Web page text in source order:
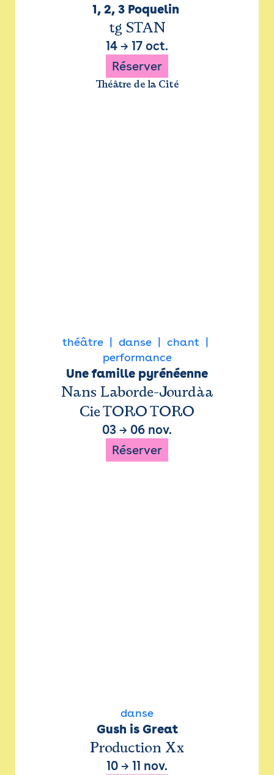
1, 2, 3 Poquelin
tg STAN
14 → 17 oct.
Réserver
Théâtre de la Cité
théâtre danse
chant
performance
Une famille pyrénéenne
Nans Laborde-Jourdàa
Cie TORO TORO
03 → 06 nov.
Réserver
danse
Gush is Great
Production Xx
10 → 11 nov.